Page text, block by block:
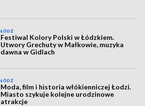
ŁÓDŹ
Festiwal Kolory Polski w Łódzkiem.
Utwory Grechuty w Małkowie, muzyka
dawna w Gidlach
ŁÓDŹ
Moda, film i historia włókienniczej Łodzi.
Miasto szykuje kolejne urodzinowe
atrakcje